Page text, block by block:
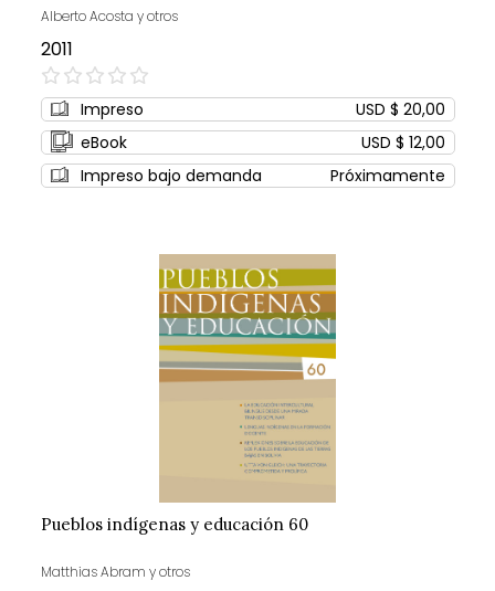
Alberto Acosta y otros
2011
0%
Impreso
USD $ 20,00
eBook
USD $ 12,00
Impreso bajo demanda
Próximamente
Pueblos indígenas y educación 60
Matthias Abram y otros